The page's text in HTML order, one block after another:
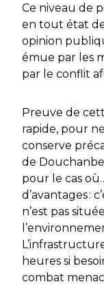
Ce niveau de
en tout état
opinion
émue par les
par le conflit
Preuve de
rapide, pour
conserve
de
pour le cas
d’avantages :
n’est pas
heures si
combat